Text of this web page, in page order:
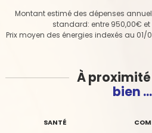
Montant estimé des dépenses
standard: entre 950,00€ et
Prix moyen des énergies indexés au
À proximité
bien ...
SANTÉ